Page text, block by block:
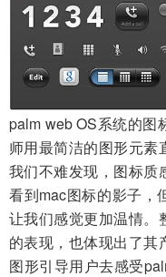
palm web OS系统的图
师用最简洁的图形元素
我们不难发现，图标质
看到mac图标的影子，
让我们感觉更加温情。
的表现，也体现出了其
图形引导用户去感受